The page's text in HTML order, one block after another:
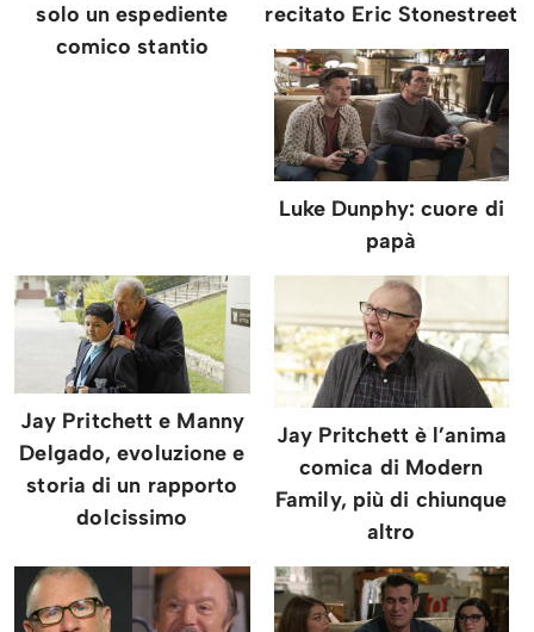
solo un espediente
comico stantio
recitato Eric Stonestreet
Luke Dunphy: cuore di
papà
Jay Pritchett e Manny
Delgado, evoluzione e
storia di un rapporto
dolcissimo
Jay Pritchett è l’anima
comica di Modern
Family, più di chiunque
altro